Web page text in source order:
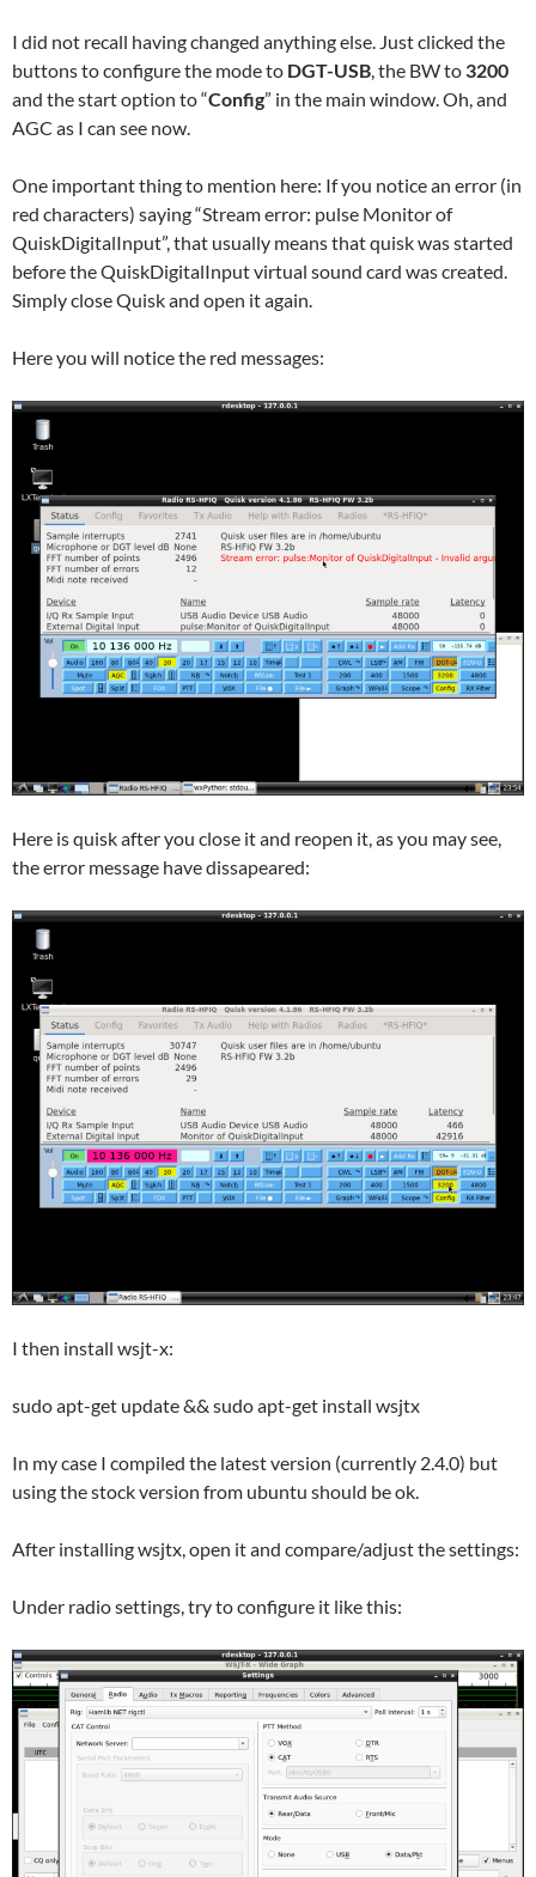
I did not recall having changed anything else. Just clicked the
buttons to configure the mode to DGT-USB, the BW to 3200
and the start option to “Config” in the main window. Oh, and
AGC as I can see now.
One important thing to mention here: If you notice an error (in
red characters) saying “Stream error: pulse Monitor of
QuiskDigitalInput”, that usually means that quisk was started
before the QuiskDigitalInput virtual sound card was created.
Simply close Quisk and open it again.
Here you will notice the red messages:
Here is quisk after you close it and reopen it, as you may see,
the error message have dissapeared:
I then install wsjt-x:
sudo apt-get update && sudo apt-get install wsjtx
In my case I compiled the latest version (currently 2.4.0) but
using the stock version from ubuntu should be ok.
After installing wsjtx, open it and compare/adjust the settings:
Under radio settings, try to configure it like this: